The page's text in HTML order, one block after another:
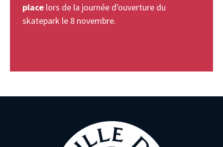
place lors de la journée d'ouverture du
skatepark le 8 novembre.